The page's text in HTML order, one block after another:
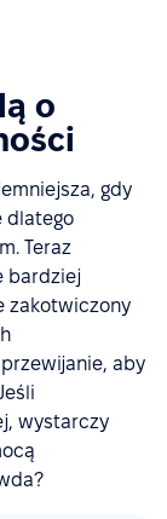
o
gdy
dlatego
Teraz
bardziej
zakotwiczony
aby
wystarczy